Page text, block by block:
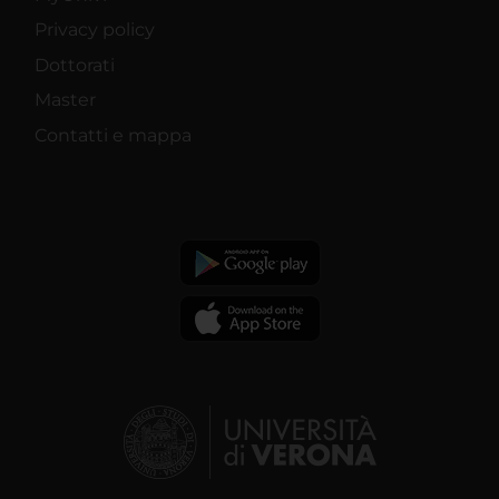
Privacy policy
Dottorati
Master
Contatti e mappa